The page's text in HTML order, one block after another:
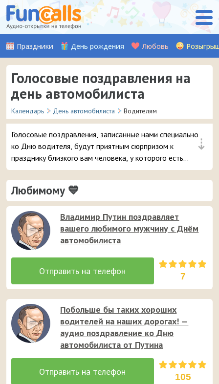
Праздники День рождения Любовь
Голосовые поздравления на
день автомобилиста
Календарь День автомобилиста Водителям
⇣
Голосовые поздравления, записанные нами специально
ко Дню водителя, будут приятным сюрпризом к
празднику близкого вам человека, у которого есть
машина. Просто выбирайте лучшую открытку и
отправляйте её прямо на смартфон.
Любимому 💙
Владимир Путин поздравляет
вашего любимого мужчину с Днём
автомобилиста
7
Побольше бы таких хороших
водителей на наших дорогах! —
аудио поздравление ко Дню
автомобилиста от Путина
105